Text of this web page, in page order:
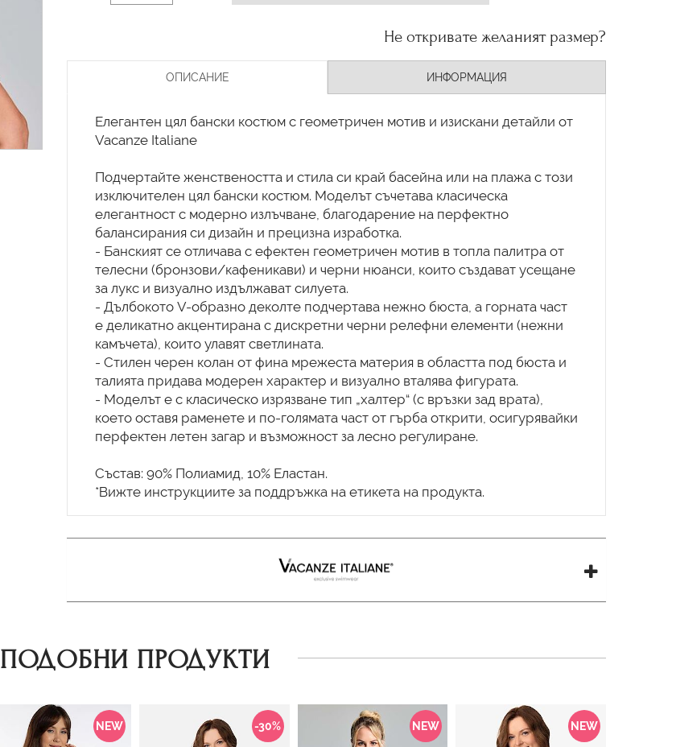
Не откривате желаният размер?
ОПИСАНИЕ ИНФОРМАЦИЯ
Елегантен цял бански костюм с геометричен мотив и изискани детайли от
Vacanze Italiane
Подчертайте женствеността и стила си край басейна или на плажа с този
изключителен цял бански костюм. Моделът съчетава класическа
елегантност с модерно излъчване, благодарение на перфектно
балансирания си дизайн и прецизна изработка.
- Банският се отличава с ефектен геометричен мотив в топла палитра от
телесни (бронзови/кафеникави) и черни нюанси, които създават усещане
за лукс и визуално издължават силуета.
- Дълбокото V-образно деколте подчертава нежно бюста, а горната част
е деликатно акцентирана с дискретни черни релефни елементи (нежни
камъчета), които улавят светлината.
- Стилен черен колан от фина мрежеста материя в областта под бюста и
талията придава модерен характер и визуално вталява фигурата.
- Моделът е с класическо изрязване тип „халтер“ (с връзки зад врата),
което оставя раменете и по-голямата част от гърба открити, осигурявайки
перфектен летен загар и възможност за лесно регулиране.
Състав: 90% Полиамид, 10% Еластан.
ПОДОБНИ ПРОДУКТИ
NEW -30% NEW NEW